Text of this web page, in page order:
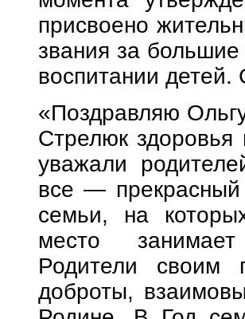
присвоено
звания за большие
воспитании детей.
«Поздравляю
Стрелюк здоровья
уважали
все — прекрасный
семьи, на
место занимает
Родители своим
доброты,